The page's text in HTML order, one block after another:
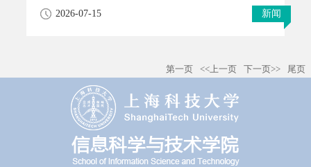
流程机器人实训圆满收官。本次培训在首届活动基础
上全面升级培训内容，吸引校内具备编程、Linux 系统
战学习。一移动机器人培训安排为夯实学生机器人科
研、学科竞赛与工程就业核心能力，学院本次培训创
新增设整车从零制作实战环节，构建 “理论授课 — 中
期考核 — 实物开发 — 成果展示” 一体化培养模式。
培训团队花费数周时间，多次迭代，完成移动机器人
的设计、开发与调试，移动机器人结构部件完全自主
2026-07-15 新闻
第一页 <<上一页 下一页>> 尾页